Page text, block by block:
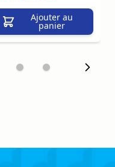
Ajouter au
panier